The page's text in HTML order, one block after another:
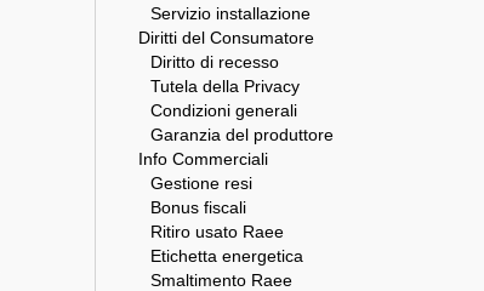
Servizio installazione
Diritti del Consumatore
Diritto di recesso
Tutela della Privacy
Condizioni generali
Garanzia del produttore
Info Commerciali
Gestione resi
Bonus fiscali
Ritiro usato Raee
Etichetta energetica
Smaltimento Raee